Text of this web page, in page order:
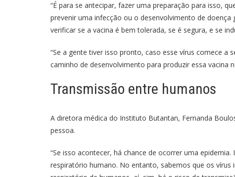
“É para se antecipar, fazer uma preparação para isso,
prevenir uma infecção ou o desenvolvimento de
verificar se a vacina é bem tolerada, se é segura, e se
“Se a gente tiver isso pronto, caso esse vírus comece
caminho de desenvolvimento para produzir essa vacina
Transmissão entre humanos
A diretora médica do Instituto Butantan, Fernanda
pessoa.
“Se isso acontecer, há chance de ocorrer uma
respiratório humano. No entanto, sabemos que os